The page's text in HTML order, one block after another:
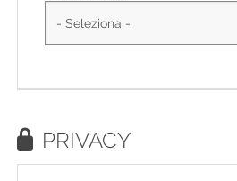
PRIVACY